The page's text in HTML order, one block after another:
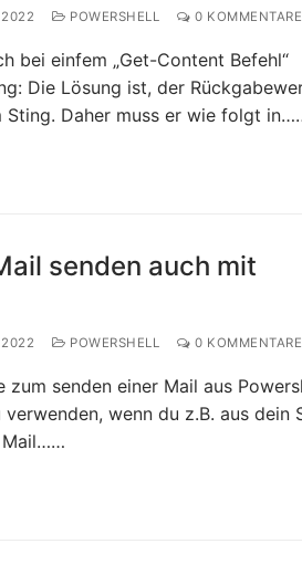
2022 POWERSHELL 0 KOMMENTARE
bei einfem „Get-Content Befehl“
Die Lösung ist, der
Sting. Daher muss er wie folgt
senden auch mit
2022 POWERSHELL 0 KOMMENTARE
zum senden einer Mail aus
verwenden, wenn du z.B. aus dein
Mail……